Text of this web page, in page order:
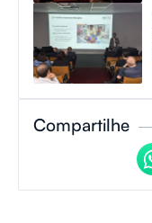
Compartilhe